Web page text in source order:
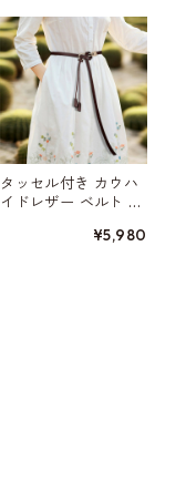
タッセル付き カウハ
イドレザー ベルト W
¥5,980